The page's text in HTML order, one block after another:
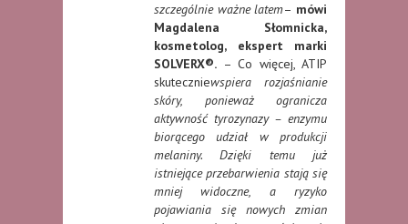
szczególnie ważne latem– mówi
Magdalena Słomnicka,
kosmetolog, ekspert marki
SOLVERX®. – Co więcej, ATIP
skuteczniewspiera rozjaśnianie
skóry, ponieważ ogranicza
aktywność tyrozynazy – enzymu
biorącego udział w produkcji
melaniny. Dzięki temu już
istniejące przebarwienia stają się
mniej widoczne, a ryzyko
pojawiania się nowych zmian